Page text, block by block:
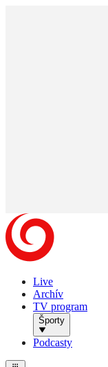
Live
Archív
TV program
Športy
Podcasty